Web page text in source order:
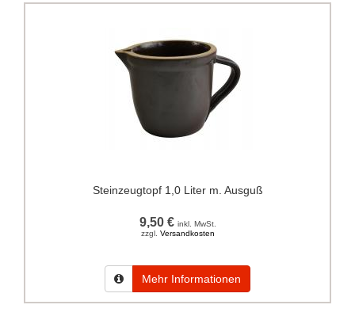
Steinzeugtopf 1,0 Liter m. Ausguß
9,50 € inkl. MwSt.
zzgl. Versandkosten
Mehr Informationen